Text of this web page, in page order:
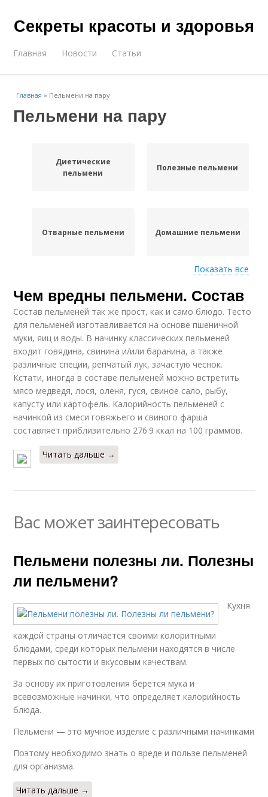
Секреты красоты и здоровья
Главная Новости Статьи
Главная » Пельмени на пару
Пельмени на пару
Диетические
пельмени
Полезные пельмени
Отварные пельмени Домашние пельмени
Пельмени для
здоровья
Покупные пельмени
Пельмени на пп
Пельмени для
похудения
Пельмени при диете
Показать все
Чем вредны пельмени. Состав
Состав пельменей так же прост, как и само блюдо. Тесто
для пельменей изготавливается на основе пшеничной
муки, яиц и воды. В начинку классических пельменей
входит говядина, свинина и/или баранина, а также
различные специи, репчатый лук, зачастую чеснок.
Кстати, иногда в составе пельменей можно встретить
мясо медведя, лося, оленя, гуся, свиное сало, рыбу,
капусту или картофель. Калорийность пельменей с
начинкой из смеси говяжьего и свиного фарша
составляет приблизительно 276.9 ккал на 100 граммов.
Читать дальше →
Вас может заинтересовать
Пельмени полезны ли. Полезны
ли пельмени?
Кухня
каждой страны отличается своими колоритными
блюдами, среди которых пельмени находятся в числе
первых по сытости и вкусовым качествам.
За основу их приготовления берется мука и
всевозможные начинки, что определяет калорийность
блюда.
Пельмени — это мучное изделие с различными начинками
Поэтому необходимо знать о вреде и пользе пельменей
для организма.
Читать дальше →